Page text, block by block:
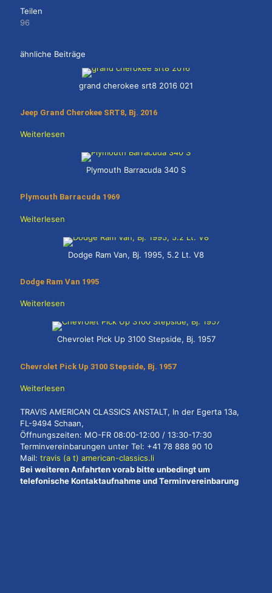
Teilen
96
ähnliche Beiträge
grand cherokee srt8 2016 021
Jeep Grand Cherokee SRT8, Bj. 2016
Weiterlesen
Plymouth Barracuda 340 S
Plymouth Barracuda 1969
Weiterlesen
Dodge Ram Van, Bj. 1995, 5.2 Lt. V8
Dodge Ram Van 1995
Weiterlesen
Chevrolet Pick Up 3100 Stepside, Bj. 1957
Chevrolet Pick Up 3100 Stepside, Bj. 1957
Weiterlesen
TRAVIS AMERICAN CLASSICS ANSTALT, In der Egerta 13a,
FL-9494 Schaan,
Öffnungszeiten: MO-FR 08:00-12:00 / 13:30-17:30
Terminvereinbarungen unter Tel: +41 78 888 90 10
Mail: travis (a t) american-classics.li
Bei weiteren Anfahrten vorab bitte unbedingt um
telefonische Kontaktaufnahme und Terminvereinbarung